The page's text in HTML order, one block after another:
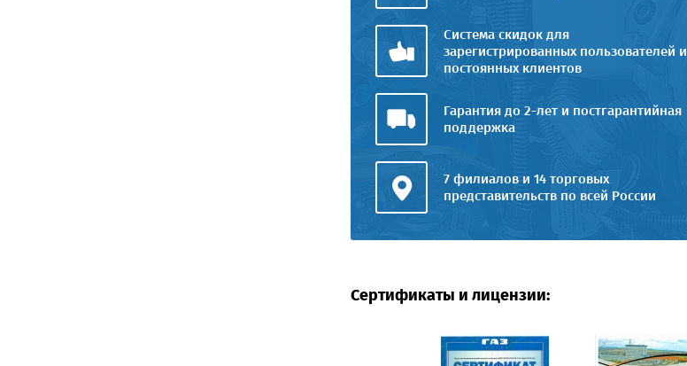
Система скидок для
зарегистрированных пользователей и
постоянных клиентов
Гарантия до 2-лет и постгарантийная
поддержка
7 филиалов и 14 торговых
представительств по всей России
Сертификаты и лицензии: